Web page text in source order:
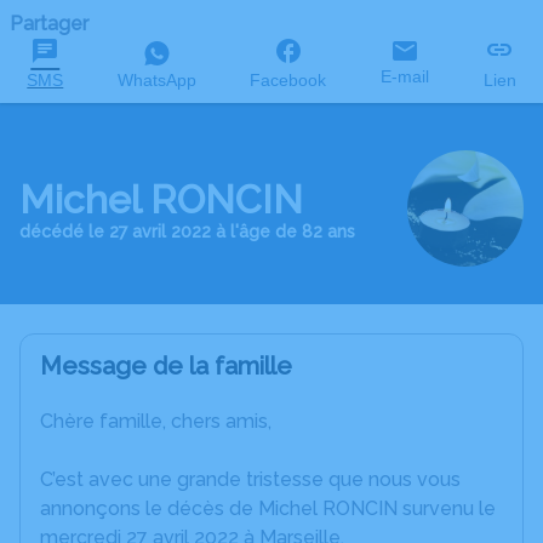
Partager
SMS WhatsApp Facebook E-mail Lien
Michel RONCIN
décédé le 27 avril 2022 à l'âge de 82 ans
Message de la famille
Chère famille, chers amis,
C’est avec une grande tristesse que nous vous
annonçons le décès de Michel RONCIN survenu le
mercredi 27 avril 2022 à Marseille.